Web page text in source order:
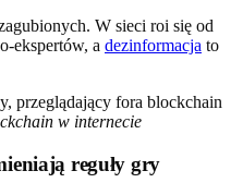
W sieci roi się od
ekspertów, a dezinformacja to
w internecie
reguły gry